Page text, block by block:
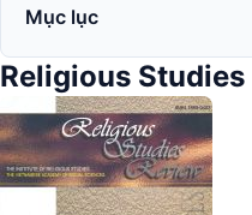
Mục lục
Religious Studies